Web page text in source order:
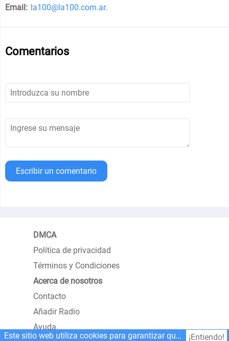
Email: la100@la100.com.ar.
Comentarios
Escribir un comentario
DMCA
Política de privacidad
Términos y Condiciones
Acerca de nosotros
Contacto
Añadir Radio
Ayuda
Este sitio web utiliza cookies para garantizar que obtenga la mejor experiencia en nuestro sitio web.
¡Entiendo!